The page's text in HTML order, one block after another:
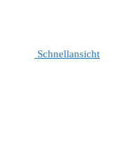
Schnellansicht